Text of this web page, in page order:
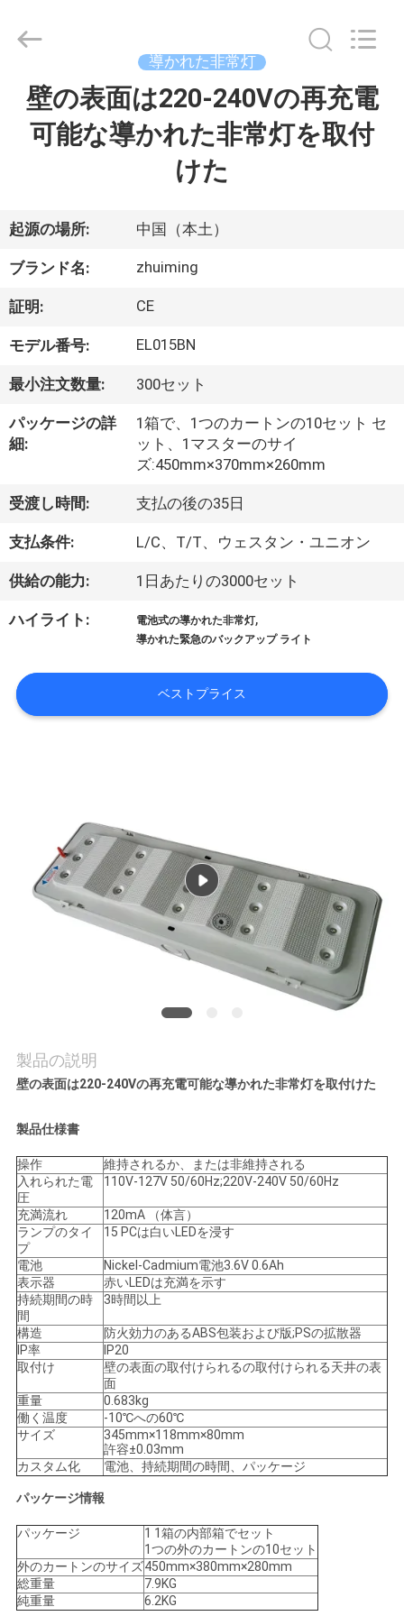
ダ
ク
ト
私
に
い
て
工
旅
行
連
絡
し
な
さ
い
引
用
を
要
求
し
な
さ
い
Hangzhou
Rights
Reserved.
導かれた非常灯
壁の表面は220-240Vの再充電
可能な導かれた非常灯を取付
けた
起源の場所: 中国（本土）
ブランド名: zhuiming
証明: CE
モデル番号: EL015BN
最小注文数量: 300セット
パッケージの詳
細:
1箱で、1つのカートンの10セット セ
ット、1マスターのサイ
ズ:450mm×370mm×260mm
受渡し時間: 支払の後の35日
支払条件: L/C、T/T、ウェスタン・ユニオン
供給の能力: 1日あたりの3000セット
ハイライト: 電池式の導かれた非常灯,
導かれた緊急のバックアップ ライト
ベストプライス
製品の説明
壁の表面は220-240Vの再充電可能な導かれた非常灯を取付けた
製品仕様書
操作
維持されるか、または非維持される
入れられた電
圧
110V-127V 50/60Hz;220V-240V 50/60Hz
充満流れ
120mA （体言）
ランプのタイ
プ
15 PCは白いLEDを浸す
電池
Nickel-Cadmium電池3.6V 0.6Ah
表示器
赤いLEDは充満を示す
持続期間の時
間
3時間以上
構造
防火効力のあるABS包装および版;PSの拡散器
IP率
IP20
取付け
壁の表面の取付けられるの取付けられる天井の表
面
重量
0.683kg
働く温度
-10℃への60℃
サイズ
345mm×118mm×80mm
許容±0.03mm
カスタム化
電池、持続期間の時間、パッケージ
パッケージ情報
パッケージ
1 1箱の内部箱でセット
1つの外のカートンの10セット
外のカートンのサイズ450mm×380mm×280mm
総重量
7.9KG
純重量
6.2KG